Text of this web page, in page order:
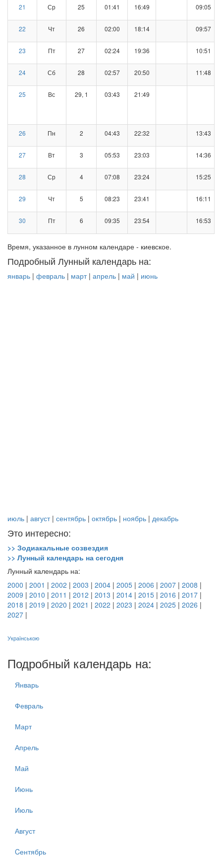
21 Ср 25 01:41 16:49 09:05
22 Чт 26 02:00 18:14 09:57
23 Пт 27 02:24 19:36 10:51
24 Сб 28 02:57 20:50 11:48
25 Вс 29, 1 03:43 21:49
26 Пн 2 04:43 22:32 13:43
27 Вт 3 05:53 23:03 14:36
28 Ср 4 07:08 23:24 15:25
29 Чт 5 08:23 23:41 16:11
30 Пт 6 09:35 23:54 16:53
Время, указанное в лунном календаре - киевское.
Подробный Лунный календарь на:
январь | февраль | март| апрель | май | июнь
июль | август| сентябрь | октябрь | ноябрь | декабрь
Это интересно:
>> Зодиакальные созвездия
>> Лунный календарь на сегодня
Лунный календарь на:
2000 | 2001 | 2002 | 2003 | 2004 | 2005 | 2006 | 2007 | 2008 |
2009 | 2010 | 2011 | 2012 | 2013 | 2014 | 2015 | 2016 | 2017 |
2018 | 2019 | 2020 | 2021 | 2022 | 2023 | 2024 | 2025 | 2026 |
2027 |
Українською
Подробный календарь на:
Январь
Февраль
Март
Апрель
Май
Июнь
Июль
Август
Cентябрь